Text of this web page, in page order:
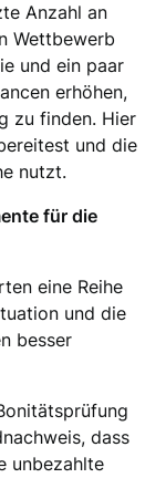
Anzahl an
Wettbewerb
und ein paar
erhöhen,
zu finden. Hier
und die
nutzt.
für die
eine Reihe
und die
besser
dass
unbezahlte